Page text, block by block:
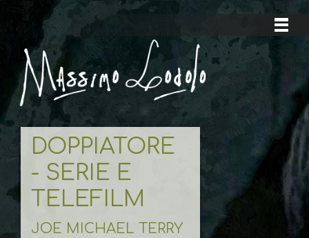
DOPPIATORE
- SERIE E
TELEFILM
JOE MICHAEL TERRY